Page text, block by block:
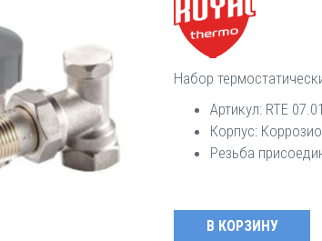
Набор
Артикул: RTE
Корпус:
Резьба